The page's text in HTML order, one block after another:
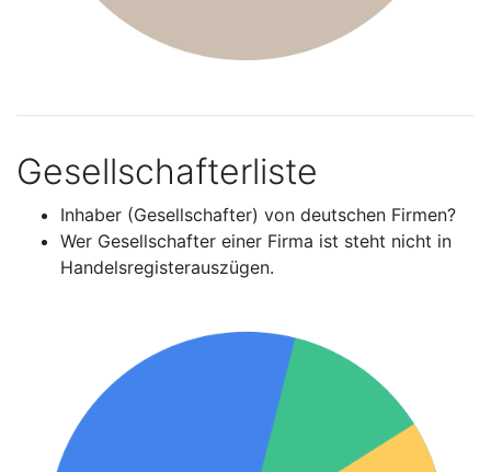
Gesellschafterliste
Inhaber (Gesellschafter) von deutschen Firmen?
Wer Gesellschafter einer Firma ist steht nicht in
Handelsregisterauszügen.